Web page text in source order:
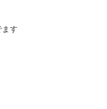
す